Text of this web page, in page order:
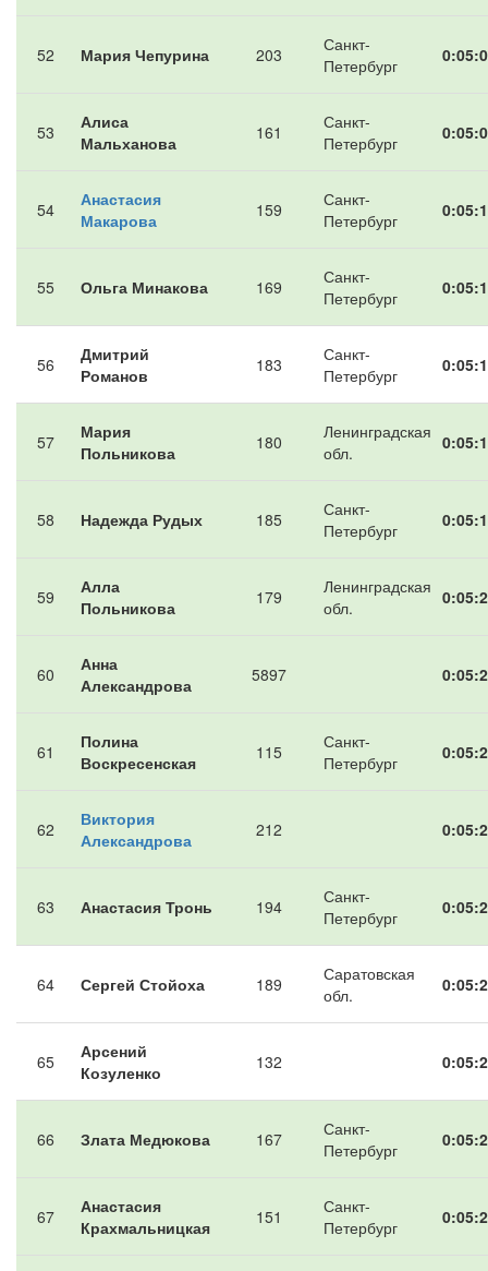
52 Мария Чепурина 203
Санкт-
Петербург
53
Алиса
Мальханова
161
Санкт-
Петербург
54
Анастасия
Макарова
159
Санкт-
Петербург
55 Ольга Минакова 169
Санкт-
Петербург
56
Дмитрий
Романов
183
Санкт-
Петербург
57
Мария
Польникова
180
Ленинградская
обл.
58 Надежда Рудых 185
Санкт-
Петербург
59
Алла
Польникова
179
Ленинградская
обл.
60
Анна
Александрова
5897
61
Полина
Воскресенская
115
Санкт-
Петербург
62
Виктория
Александрова
212
63 Анастасия Тронь 194
Санкт-
Петербург
64 Сергей Стойоха 189
Саратовская
обл.
65
Арсений
Козуленко
132
66 Злата Медюкова 167
Санкт-
Петербург
67
Анастасия
Крахмальницкая
151
Санкт-
Петербург